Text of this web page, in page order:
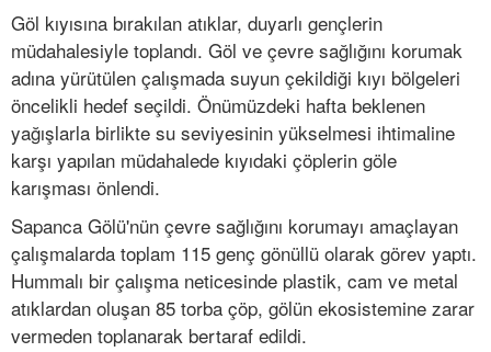
Göl kıyısına bırakılan atıklar, duyarlı gençlerin
müdahalesiyle toplandı. Göl ve çevre sağlığını korumak
adına yürütülen çalışmada suyun çekildiği kıyı bölgeleri
öncelikli hedef seçildi. Önümüzdeki hafta beklenen
yağışlarla birlikte su seviyesinin yükselmesi ihtimaline
karşı yapılan müdahalede kıyıdaki çöplerin göle
karışması önlendi.
Sapanca Gölü'nün çevre sağlığını korumayı amaçlayan
çalışmalarda toplam 115 genç gönüllü olarak görev yaptı.
Hummalı bir çalışma neticesinde plastik, cam ve metal
atıklardan oluşan 85 torba çöp, gölün ekosistemine zarar
vermeden toplanarak bertaraf edildi.